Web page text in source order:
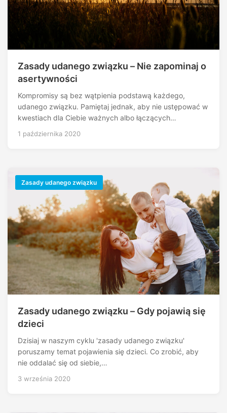
Zasady udanego związku – Nie zapominaj o
asertywności
Kompromisy są bez wątpienia podstawą każdego,
udanego związku. Pamiętaj jednak, aby nie ustępować w
kwestiach dla Ciebie ważnych albo łączących…
1 października 2020
Zasady udanego związku
Zasady udanego związku – Gdy pojawią się
dzieci
Dzisiaj w naszym cyklu 'zasady udanego związku'
poruszamy temat pojawienia się dzieci. Co zrobić, aby
nie oddalać się od siebie,…
3 września 2020